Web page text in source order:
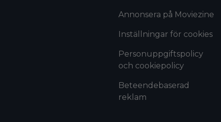
Annonsera på Moviezine
Inställningar för cookies
Personuppgiftspolicy
och cookiepolicy
Beteendebaserad
reklam